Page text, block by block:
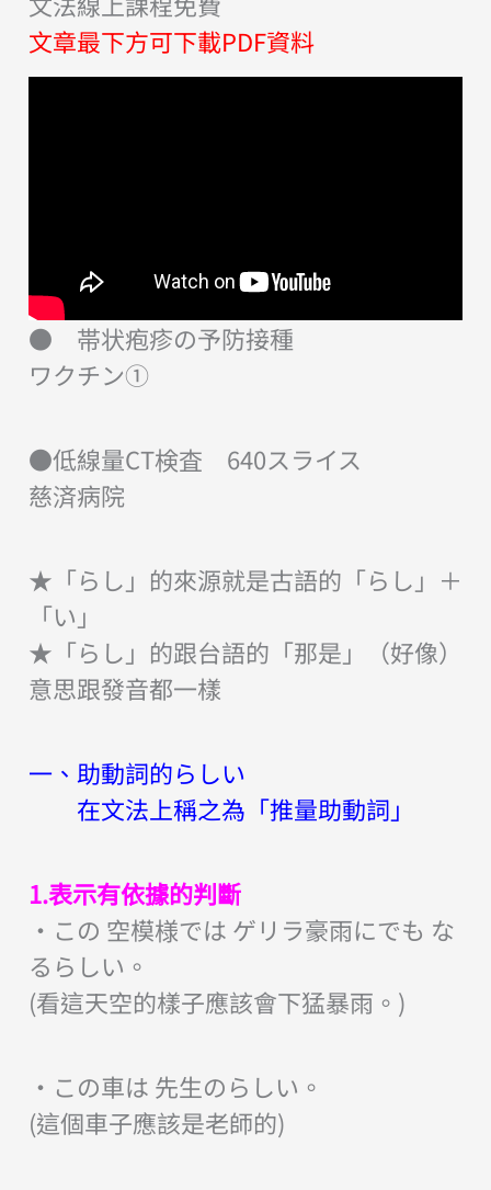
文章最下方可下載PDF資料
● 帯状疱疹の予防接種
ワクチン①
●低線量CT検査 640スライス
慈済病院
★「らし」的來源就是古語的「らし」＋
「い」
★「らし」的跟台語的「那是」（好像）
意思跟發音都一樣
一、助動詞的らしい
在文法上稱之為「推量助動詞」
1.表示有依據的判斷
・この 空模様では ゲリラ豪雨にでも な
るらしい。
(看這天空的樣子應該會下猛暴雨。)
・この車は 先生のらしい。
(這個車子應該是老師的)